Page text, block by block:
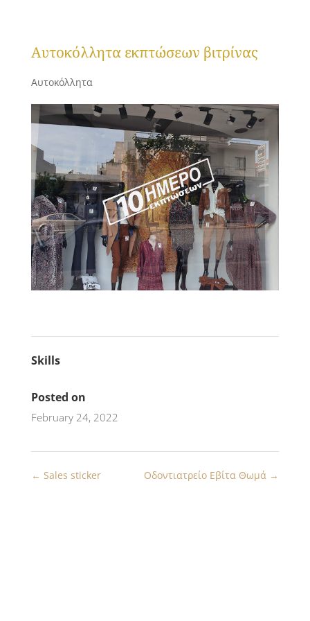
Αυτοκόλλητα εκπτώσεων βιτρίνας
Αυτοκόλλητα
Skills
Posted on
February 24, 2022
← Sales sticker Οδοντιατρείο Εβίτα Θωμά →